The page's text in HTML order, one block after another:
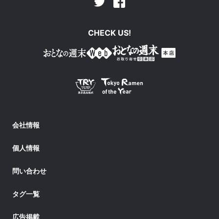
Twitter
CHECK US!
会社情報
個人情報
問い合わせ
タグ一覧
広告掲載